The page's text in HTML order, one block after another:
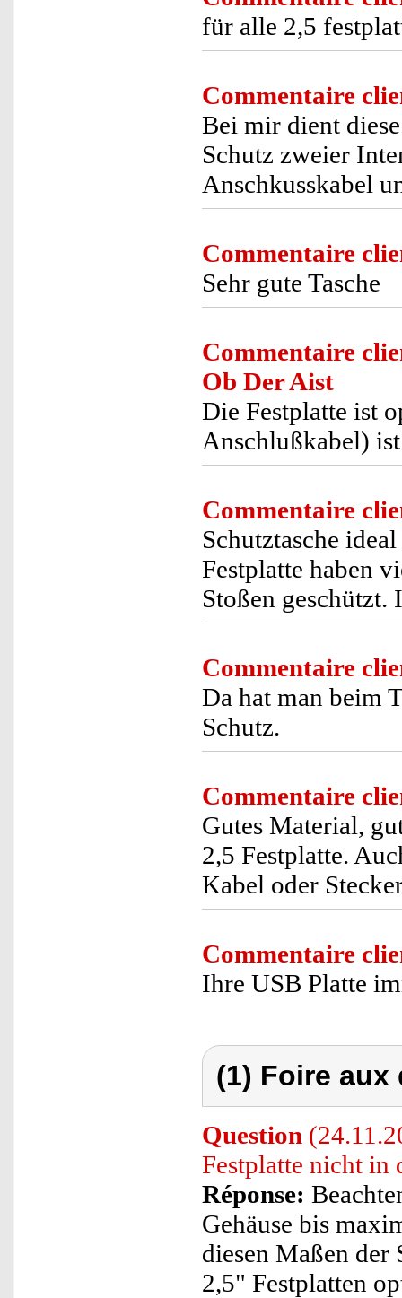
für alle 2,5
Commentaire
Bei mir dient
Schutz zweier
Anschkusskabel
Commentaire
Sehr gute Tasche
Commentaire
Ob Der Aist
Die Festplatte ist
Anschlußkabel)
Commentaire
Schutztasche
Festplatte haben
Stoßen geschützt.
Commentaire
Da hat man beim
Schutz.
Commentaire
Gutes Material,
2,5 Festplatte.
Kabel oder
Commentaire
Ihre USB Platte
(1) Foire
Question
Festplatte nicht in
Réponse:
Gehäuse bis
diesen Maßen der
2,5" Festplatten